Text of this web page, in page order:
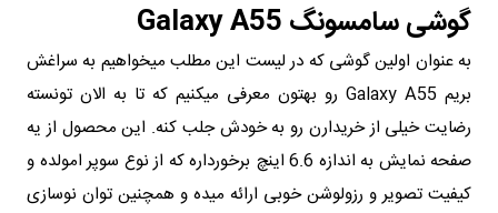
گوشی سامسونگ Galaxy A55
به عنوان اولین گوشی که در لیست این مطلب میخواهیم به سراغش
بریم Galaxy A55 رو بهتون معرفی میکنیم که تا به الان تونسته
رضایت خیلی از خریدارن رو به خودش جلب کنه. این محصول از یه
صفحه نمایش به اندازه 6.6 اینچ برخورداره که از نوع سوپر امولده و
کیفیت تصویر و رزولوشن خوبی ارائه میده و همچنین توان نوسازی